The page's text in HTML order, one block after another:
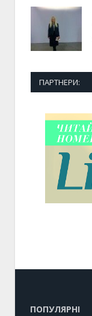
ПАРТНЕРИ:
ПОПУЛЯРНІ